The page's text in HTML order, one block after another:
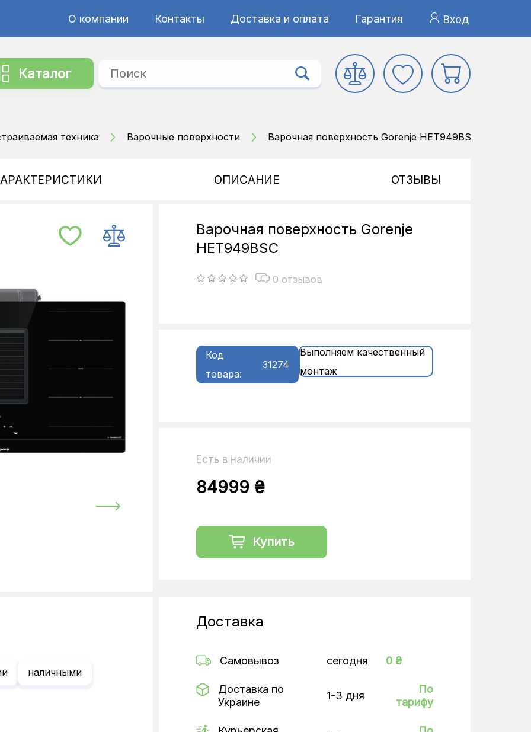
О компании Контакты Доставка и оплата Гарантия Вход
Каталог
техника Варочные поверхности Варочная поверхность Gorenje HET949BSC
ОПИСАНИЕ ОТЗЫВЫ
наличными
Варочная поверхность Gorenje
HET949BSC
0 отзывов
Код
товара:
31274
Выполняем качественный
монтаж
Есть в наличии
84999 ₴
Купить
Доставка
Самовывоз сегодня 0 ₴
Доставка по
Украине
1-3 дня
По
тарифу